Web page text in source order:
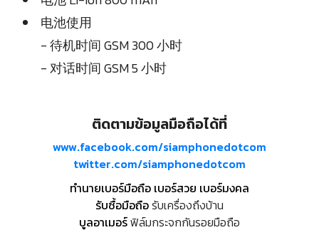
电池使用
- 待机时间 GSM 300 小时
- 对话时间 GSM 5 小时
ติดตามข้อมูลมือถือได้ที่
www.facebook.com/siamphonedotcom
twitter.com/siamphonedotcom
ทำนายเบอร์มือถือ เบอร์สวย เบอร์มงคล
รับซื้อมือถือรับเครื่องถึงบ้าน
บูลอาเมอร์ฟิล์มกระจกกันรอยมือถือ